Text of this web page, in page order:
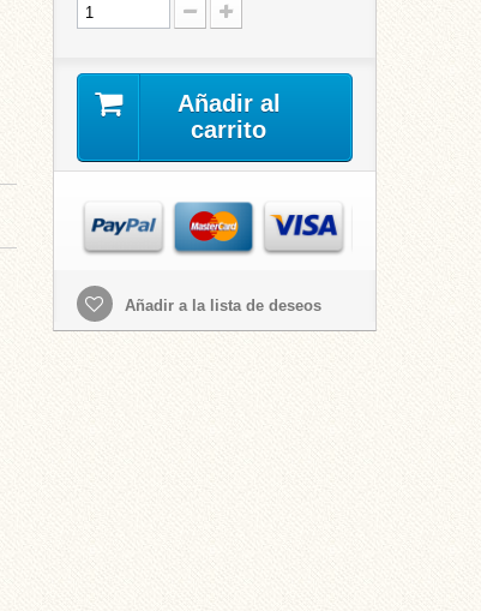
Añadir al
carrito
Añadir a la lista de deseos